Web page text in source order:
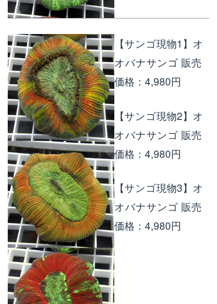
【サンゴ現物1】オ
オバナサンゴ 販売
価格：4,980円
【サンゴ現物2】オ
オバナサンゴ 販売
価格：4,980円
【サンゴ現物3】オ
オバナサンゴ 販売
価格：4,980円